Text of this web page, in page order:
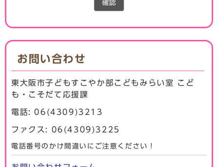
確認
お問い合わせ
東大阪市子どもすこやか部こどもみらい室 こど
も・こそだて応援課
電話: 06(4309)3213
ファクス: 06(4309)3225
電話番号のかけ間違いにご注意ください！